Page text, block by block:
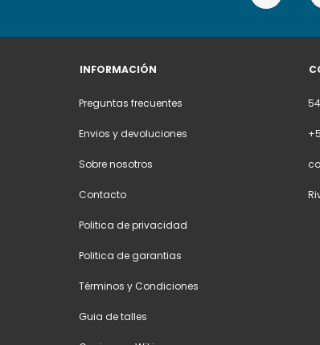
INFORMACIÓN
Preguntas frecuentes
Envios y devoluciones
Sobre nosotros
Contacto
Politica de privacidad
Politica de garantias
Términos y Condiciones
Guia de talles